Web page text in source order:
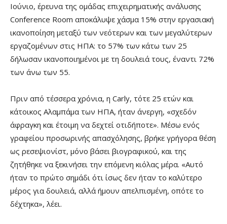
Ιούνιο, έρευνα της ομάδας επιχειρηματικής ανάλυσης
Conference Room αποκάλυψε χάσμα 15% στην εργασιακή
ικανοποίηση μεταξύ των νεότερων και των μεγαλύτερων
εργαζομένων στις ΗΠΑ: το 57% των κάτω των 25
δήλωσαν ικανοποιημένοι με τη δουλειά τους, έναντι 72%
των άνω των 55.
Πριν από τέσσερα χρόνια, η Carly, τότε 25 ετών και
κάτοικος Αλαμπάμα των ΗΠΑ, ήταν άνεργη, «σχεδόν
άφραγκη και έτοιμη να δεχτεί οτιδήποτε». Μέσω ενός
γραφείου προσωρινής απασχόλησης, βρήκε γρήγορα θέση
ως ρεσεψιονίστ, μόνο βάσει βιογραφικού, και της
ζητήθηκε να ξεκινήσει την επόμενη κιόλας μέρα. «Αυτό
ήταν το πρώτο σημάδι ότι ίσως δεν ήταν το καλύτερο
μέρος για δουλειά, αλλά ήμουν απελπισμένη, οπότε το
δέχτηκα», λέει.